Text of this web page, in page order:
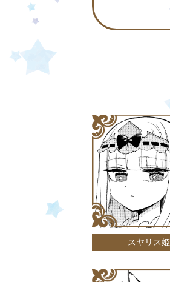
スヤリス姫